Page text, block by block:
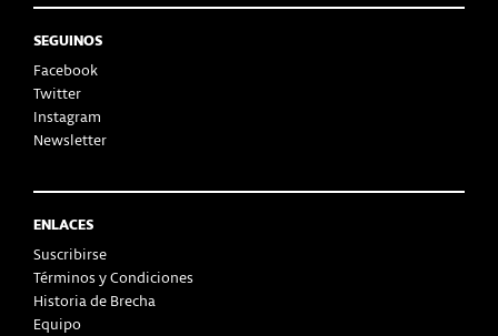
SEGUINOS
Facebook
Twitter
Instagram
Newsletter
ENLACES
Suscribirse
Términos y Condiciones
Historia de Brecha
Equipo